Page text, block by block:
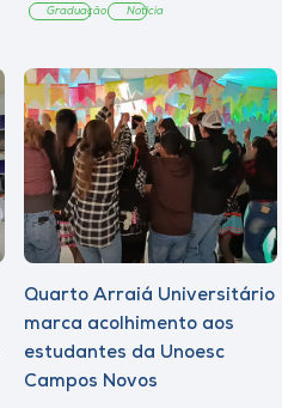
Graduação Notícia
Quarto Arraiá Universitário
marca acolhimento aos
estudantes da Unoesc
Campos Novos